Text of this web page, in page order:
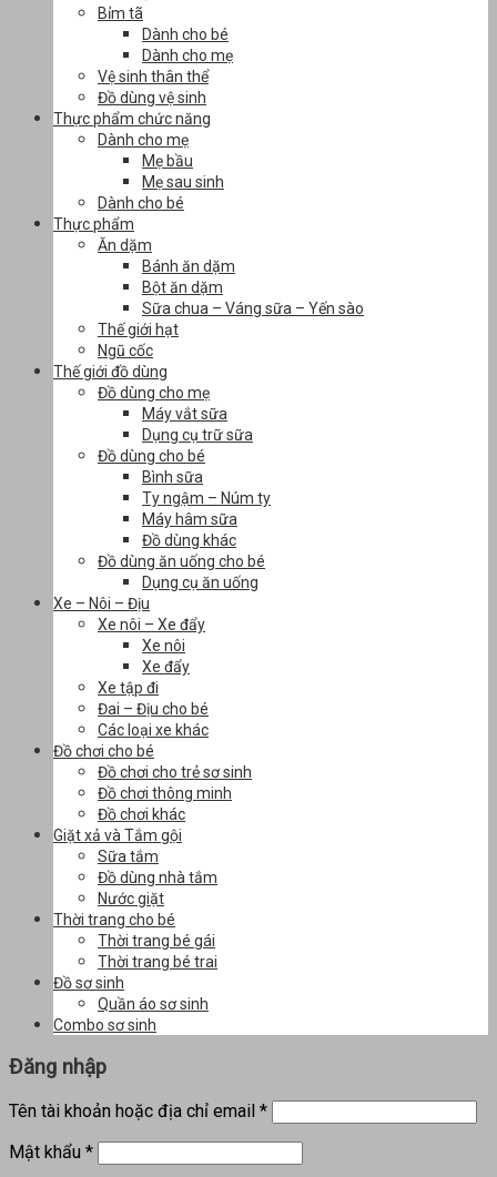
Bỉm tã
Dành cho bé
Dành cho mẹ
Vệ sinh thân thể
Đồ dùng vệ sinh
Thực phẩm chức năng
Dành cho mẹ
Mẹ bầu
Mẹ sau sinh
Dành cho bé
Thực phẩm
Ăn dặm
Bánh ăn dặm
Bột ăn dặm
Sữa chua – Váng sữa – Yến sào
Thế giới hạt
Ngũ cốc
Thế giới đồ dùng
Đồ dùng cho mẹ
Máy vắt sữa
Dụng cụ trữ sữa
Đồ dùng cho bé
Bình sữa
Ty ngậm – Núm ty
Máy hâm sữa
Đồ dùng khác
Đồ dùng ăn uống cho bé
Dụng cụ ăn uống
Xe – Nôi – Địu
Xe nôi – Xe đẩy
Xe nôi
Xe đẩy
Xe tập đi
Đai – Địu cho bé
Các loại xe khác
Đồ chơi cho bé
Đồ chơi cho trẻ sơ sinh
Đồ chơi thông minh
Đồ chơi khác
Giặt xả và Tắm gội
Sữa tắm
Đồ dùng nhà tắm
Nước giặt
Thời trang cho bé
Thời trang bé gái
Thời trang bé trai
Đồ sơ sinh
Quần áo sơ sinh
Combo sơ sinh
Đăng nhập
Tên tài khoản hoặc địa chỉ email *
Mật khẩu *